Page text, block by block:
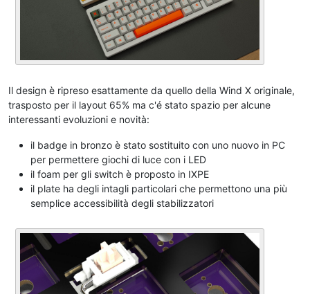
Il design è ripreso esattamente da quello della Wind X originale,
trasposto per il layout 65% ma c'é stato spazio per alcune
interessanti evoluzioni e novità:
il badge in bronzo è stato sostituito con uno nuovo in PC
per permettere giochi di luce con i LED
il foam per gli switch è proposto in IXPE
il plate ha degli intagli particolari che permettono una più
semplice accessibilità degli stabilizzatori